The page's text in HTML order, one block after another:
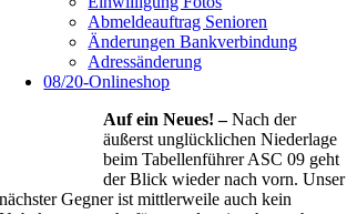
Abmeldeauftrag Senioren
Änderungen Bankverbindung
Adressänderung
08/20-Onlineshop
Auf ein Neues! –Nach der
äußerst unglücklichen Niederlage
beim Tabellenführer ASC 09 geht
der Blick wieder nach vorn. Unser
nächster Gegner ist mittlerweile auch kein